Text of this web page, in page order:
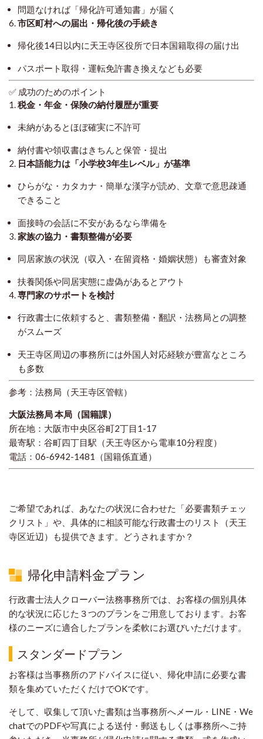
問題なければ「帰化許可通知書」が届く
6.市区町村への届出・帰化後の手続き
帰化後14日以内に天王寺区役所で日本国籍取得の届け出
パスポート取得・運転免許書き換えなども必要
✅ 成功のためのポイント
1.税金・年金・保険の納付履歴が重要
未納があるとほぼ確実に不許可
納付書や領収書はきちんと保管・提出
2. 日本語能力は「小学校3年生レベル」が基準
ひらがな・カタカナ・簡単な漢字が読め、文章で意思疎通
できること
面接時の会話に不安があるなら準備を
3.家族の協力・書類整備が必要
同居家族の状況（収入・在留資格・婚姻状態）も審査対象
扶養関係や同居実態に虚偽があるとアウト
4.専門家のサポートを検討
行政書士に依頼すると、書類整備・翻訳・法務局との調整
がスムーズ
天王寺区周辺の事務所には外国人対応経験が豊富なところ
も多数
参考：法務局（天王寺区管轄）
大阪法務局 本局（国籍課）
所在地：大阪市中央区谷町2丁目1-17
最寄駅：谷町四丁目駅（天王寺区から電車10分程度）
電話：06-6942-1481（国籍係直通）
ご希望であれば、あなたの状況に合わせた「必要書類チェッ
クリスト」や、具体的に相談可能な行政書士のリスト（天王
寺区近辺）も提供できます。どうされますか？
帰化申請料金プラン
行政書士法人クローバー法務事務所では、お客様の個別具体
的な状況に応じた３つのプランをご用意しております。お客
様のニーズに適合したプランを柔軟にお選びいただけます。
スタンダードプラン
お客様は当事務所のアドバイスに従い、帰化申請に必要な書
類を集めていただくだけでOKです。
そして、収集して頂いた書類は当事務所へメール・LINE・We
chatでのPDFや写真による送付・郵送もしくは事務所へご持